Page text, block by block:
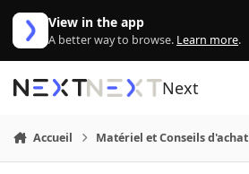
Aller au contenu
View in the app
A better way to browse. Learn more.
Next
Accueil Matériel et Conseils d'achat